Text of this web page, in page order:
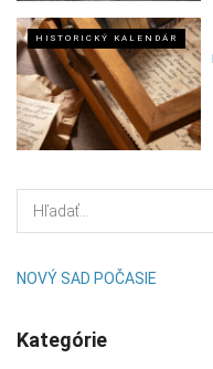
HISTORICKÝ KALENDÁR
NOVÝ SAD POČASIE
Kategórie